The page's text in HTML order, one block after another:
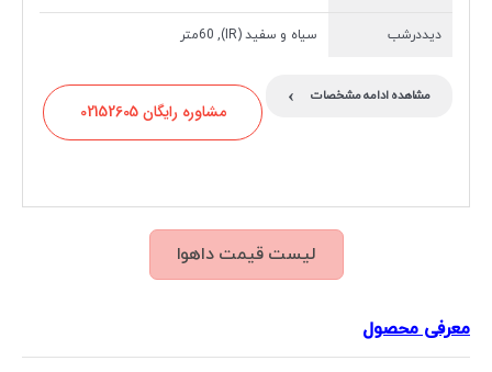
دیددرشب سیاه و سفید (IR), 60متر
مشاهده ادامه مشخصات ›
مشاوره رایگان 02152605
لیست قیمت داهوا
معرفی محصول